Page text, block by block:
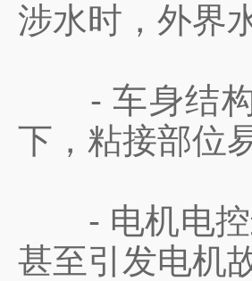
涉水时，外界
- 车身结构
下，粘接部位
- 电机电控
甚至引发电机